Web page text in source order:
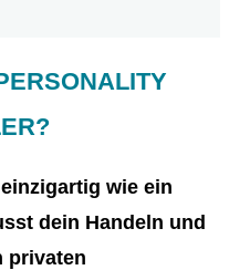
wie ein
dein Handeln und
privaten